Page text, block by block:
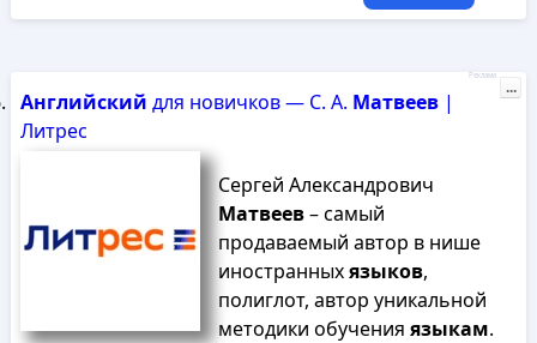
Английский для новичков — С. А. Матвеев|
Литрес
Сергей Александрович
Матвеев– самый
продаваемый автор в нише
иностранныхязыков,
полиглот, автор уникальной
методики обучения языкам.
Реклама
...